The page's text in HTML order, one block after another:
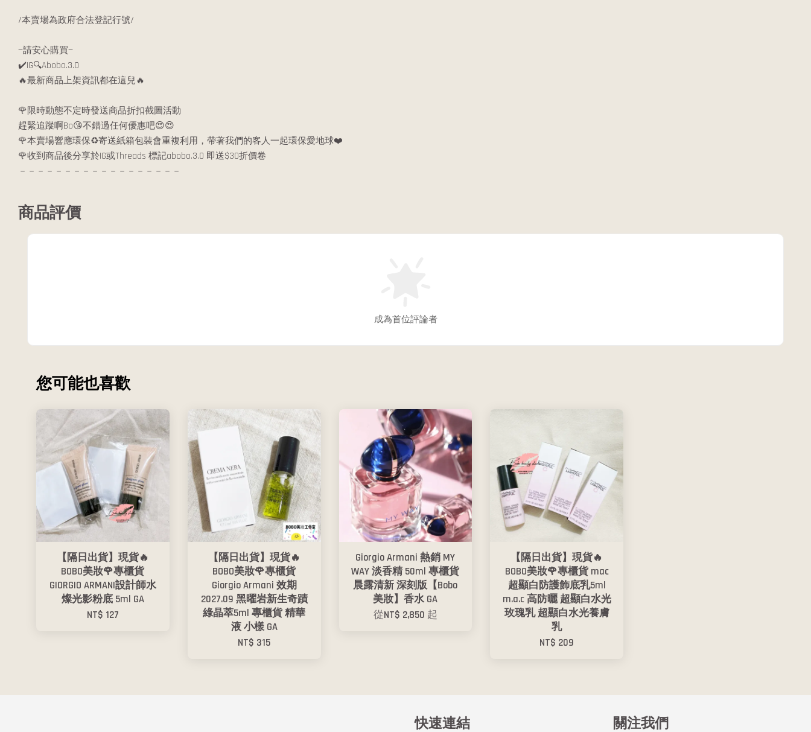
/本賣場為政府合法登記行號/
—請安心購買—
✔️IG🔍Abobo.3.0
🔥最新商品上架資訊都在這兒🔥
🌹限時動態不定時發送商品折扣截圖活動
趕緊追蹤啊Bo😘不錯過任何優惠吧😍😍
🌹本賣場響應環保♻️寄送紙箱包裝會重複利用，帶著我們的客人一起環保愛地球❤️
🌹收到商品後分享於IG或Threads 標記abobo.3.0 即送$30折價卷
－－－－－－－－－－－－－－－－－－
商品評價
成為首位評論者
您可能也喜歡
【隔日出貨】現貨🔥
BOBO美妝🌹專櫃貨
GIORGIO ARMANI設計師水
燦光影粉底 5ml GA
NT$ 127
【隔日出貨】現貨🔥
BOBO美妝🌹專櫃貨
Giorgio Armani 效期
2027.09 黑曜岩新生奇蹟
綠晶萃5ml 專櫃貨 精華
液 小樣 GA
NT$ 315
Giorgio Armani 熱銷 MY
WAY 淡香精 50ml 專櫃貨
晨露清新 深刻版【Bobo
美妝】香水 GA
從NT$ 2,850 起
【隔日出貨】現貨🔥
BOBO美妝🌹專櫃貨 mac
超顯白防護飾底乳5ml
m.a.c 高防曬 超顯白水光
玫瑰乳 超顯白水光養膚
乳
NT$ 209
快速連結 關注我們